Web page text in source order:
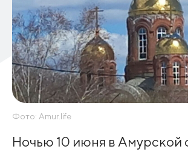
Фото: Amur.life
Ночью 10 июня в Амурской